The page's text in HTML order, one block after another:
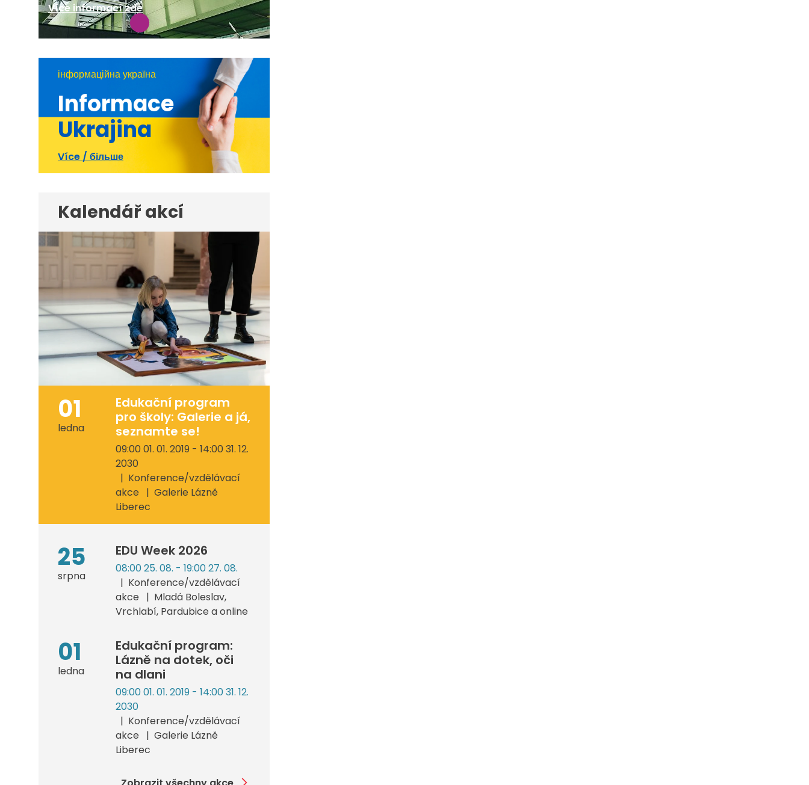
Více informací zde
інформаційна україна
Informace
Ukrajina
Více / більше
Kalendář akcí
01
ledna
Edukační program
pro školy: Galerie a já,
seznamte se!
09:00 01. 01. 2019 - 14:00 31. 12.
2030
Konference/vzdělávací
akce
Galerie Lázně
Liberec
25
srpna
EDU Week 2026
08:00 25. 08. - 19:00 27. 08.
Konference/vzdělávací
akce
Mladá Boleslav,
Vrchlabí, Pardubice a online
01
ledna
Edukační program:
Lázně na dotek, oči
na dlani
09:00 01. 01. 2019 - 14:00 31. 12.
2030
Konference/vzdělávací
akce
Galerie Lázně
Liberec